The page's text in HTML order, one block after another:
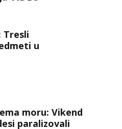
Tresli
u
moru: Vikend
paralizovali